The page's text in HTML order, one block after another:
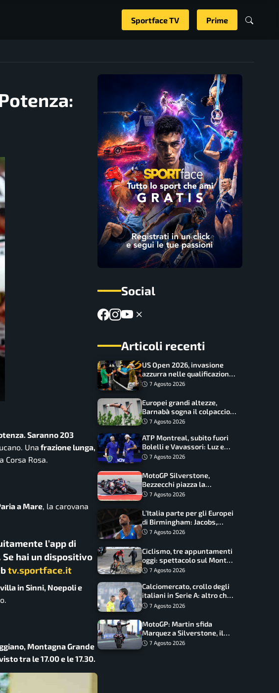
Sportface TV Prime
Saranno 203
Una frazione lunga,
Corsa Rosa.
a Mare , la carovana
l’app di
hai un dispositivo
tv.sportface.it
in Sinni, Noepoli e
Montagna Grande
tra le 17.00 e le 17.30.
Social
Articoli recenti
US Open 2026, invasione
azzurra nelle qualificazioni:
17 italiani a caccia del main
7 Agosto 2026
Europei grandi altezze,
Barnabà sogna il colpaccio:
è leader a metà gara, Baraldi
7 Agosto 2026
ATP Montreal, subito fuori
Bolelli e Vavassori: Luz e
Matos fermano gli azzurri
7 Agosto 2026
MotoGP Silverstone,
Bezzecchi piazza la
zampata: Aprilia domina,
7 Agosto 2026
L’Italia parte per gli Europei
di Birmingham: Jacobs,
Tamberi e Battocletti
record
7 Agosto 2026
Ciclismo, tre appuntamenti
oggi: spettacolo sul Mont
Ventoux, orari e come
7 Agosto 2026
Calciomercato, crollo degli
italiani in Serie A: altro che
svolta dopo il Mondiale
7 Agosto 2026
MotoGP: Martin sfida
Marquez a Silverstone, il
programma e gli orari
7 Agosto 2026